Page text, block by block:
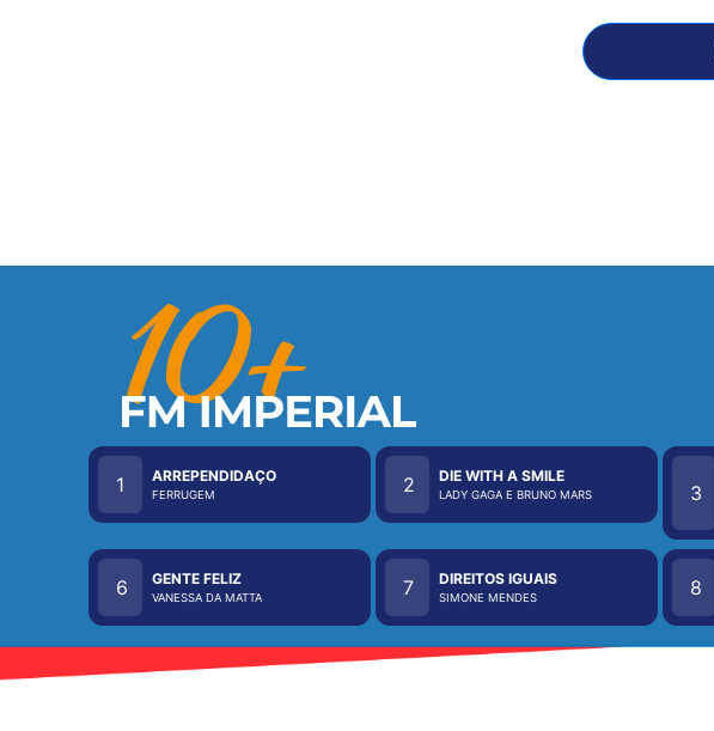
1 ARREPENDIDAÇO
FERRUGEM 2 DIE WITH A SMILE
LADY GAGA E BRUNO MARS 3
6 GENTE FELIZ
VANESSA DA MATTA 7 DIREITOS IGUAIS
SIMONE MENDES 8